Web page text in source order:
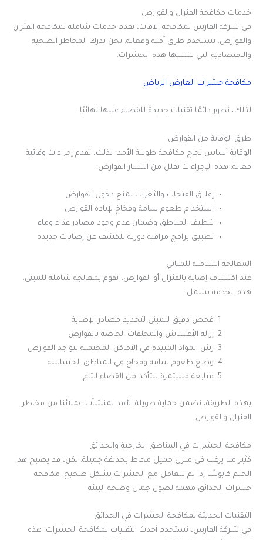
خدمات مكافحة الفئران والقوارض
في شركة الفارس لمكافحة الآفات، نقدم خدمات شاملة لمكافحة الفئران
والقوارض. نستخدم طرق آمنة وفعالة. نحن ندرك المخاطر الصحية
والاقتصادية التي تسببها هذه الحشرات.
مكافحة حشرات العارض الرياض
لذلك، نطور دائمًا تقنيات جديدة للقضاء عليها نهائيًا.
طرق الوقاية من القوارض
الوقاية أساس نجاح مكافحة طويلة الأمد. لذلك، نقدم إجراءات وقائية
فعالة. هذه الإجراءات تقلل من انتشار القوارض.
إغلاق الفتحات والثغرات لمنع دخول القوارض
استخدام طعوم سامة وفخاخ لإبادة القوارض
تنظيف المناطق وضمان عدم وجود مصادر غذاء وماء
تطبيق برامج مراقبة دورية للكشف عن إصابات جديدة
المعالجة الشاملة للمباني
عند اكتشاف إصابة بالفئران أو القوارض، نقوم بمعالجة شاملة للمبنى.
هذه الخدمة تشمل:
فحص دقيق للمبنى لتحديد مصادر الإصابة
إزالة الأعشاش والمخلفات الخاصة بالقوارض
رش المواد المبيدة في الأماكن المحتملة لتواجد القوارض
وضع طعوم سامة وفخاخ في المناطق الحساسة
متابعة مستمرة للتأكد من القضاء التام
بهذه الطريقة، نضمن حماية طويلة الأمد لمنشآت عملائنا من مخاطر
الفئران والقوارض.
مكافحة الحشرات في المناطق الخارجية والحدائق
كثير منا يرغب في منزل جميل محاط بحديقة جميلة. لكن، قد يصبح هذا
الحلم كابوسًا إذا لم نتعامل مع الحشرات بشكل صحيح. مكافحة
حشرات الحدائق مهمة لصون جمال وصحة البيئة.
التقنيات الحديثة لمكافحة الحشرات في الحدائق
في شركة الفارس، نستخدم أحدث التقنيات لمكافحة الحشرات. هذه